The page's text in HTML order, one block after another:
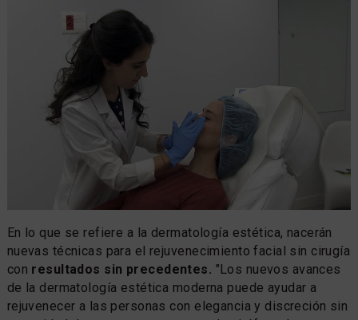
En lo que se refiere a la dermatología estética, nacerán
nuevas técnicas para el rejuvenecimiento facial sin cirugía
con resultados sin precedentes. "Los nuevos avances
de la dermatología estética moderna puede ayudar a
rejuvenecer a las personas con elegancia y discreción sin